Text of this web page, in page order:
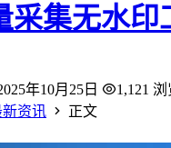
采集无水
年10月25日
1,121 浏
新资讯
正文